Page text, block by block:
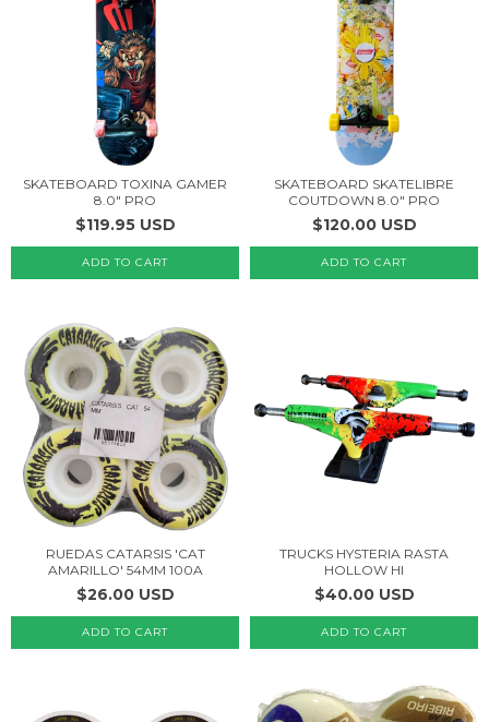
SKATEBOARD TOXINA GAMER
8.0" PRO
$119.95 USD
SKATEBOARD SKATELIBRE
COUTDOWN 8.0" PRO
$120.00 USD
RUEDAS CATARSIS 'CAT
AMARILLO' 54MM 100A
$26.00 USD
ADD TO CART
TRUCKS HYSTERIA RASTA
HOLLOW HI
$40.00 USD
ADD TO CART